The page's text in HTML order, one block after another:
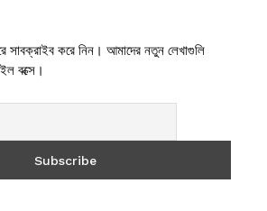
সাবক্রাইব করে নিন। আমাদের নতুন লেখাগুলি
বক্সে।